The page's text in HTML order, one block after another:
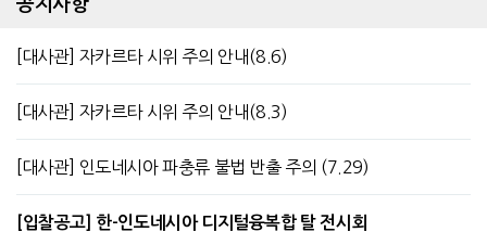
[대사관] 자카르타 시위 주의 안내(8.6)
[대사관] 자카르타 시위 주의 안내(8.3)
[대사관] 인도네시아 파충류 불법 반출 주의 (7.29)
[입찰공고] 한-인도네시아 디지털융복합 탈 전시회